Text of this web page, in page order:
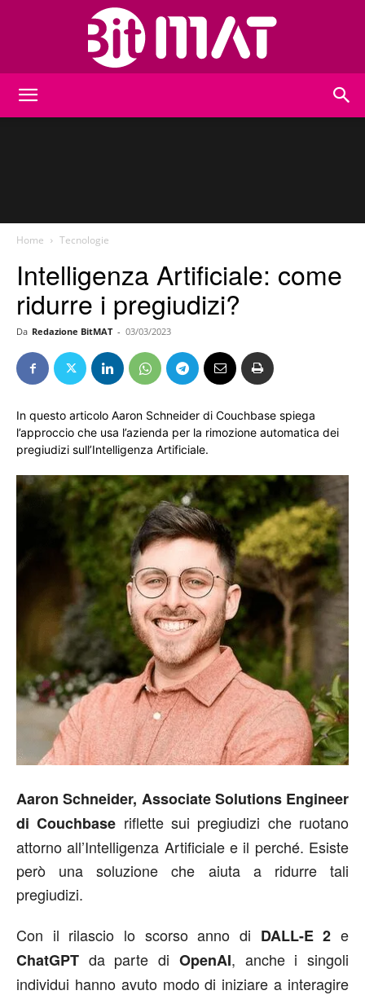
Home Tecnologie
Intelligenza Artificiale: come
ridurre i pregiudizi?
Da Redazione BitMAT - 03/03/2023
In questo articolo Aaron Schneider di Couchbase spiega
l’approccio che usa l’azienda per la rimozione automatica dei
pregiudizi sull’Intelligenza Artificiale.
Aaron Schneider, Associate Solutions Engineer
di Couchbase riflette sui pregiudizi che ruotano
attorno all’Intelligenza Artificiale e il perché. Esiste
però una soluzione che aiuta a ridurre tali
pregiudizi.
Con il rilascio lo scorso anno di DALL-E 2 e
ChatGPT da parte di OpenAI, anche i singoli
individui hanno avuto modo di iniziare a interagire